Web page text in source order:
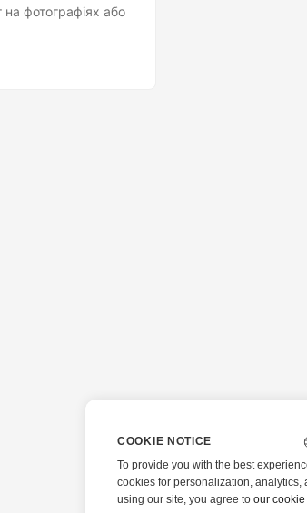
фотографіях або
COOKIE NOTICE
To provide you with the best
cookies for personalization, analytics,
using our site, you agree to our